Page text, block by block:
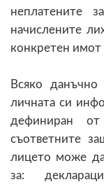
неплатените
начислените
конкретен имот
Всяко
личната си
дефиниран
съответните
лицето може
за: